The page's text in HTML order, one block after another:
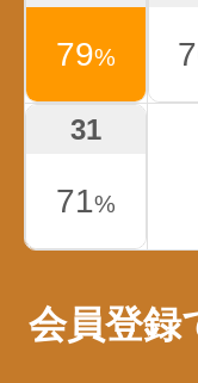
79%
31
71%
会員登録